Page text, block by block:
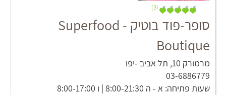
(3)
סופר-פוד בוטיק - Superfood
Boutique
מרמורק 10, תל אביב -יפו
03-6886779
שעות פתיחה: א - ה 8:00-21:30 | ו 8:00-17:00